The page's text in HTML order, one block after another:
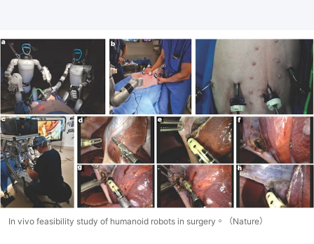
In vivo feasibility study of humanoid robots in surgery。（Nature）